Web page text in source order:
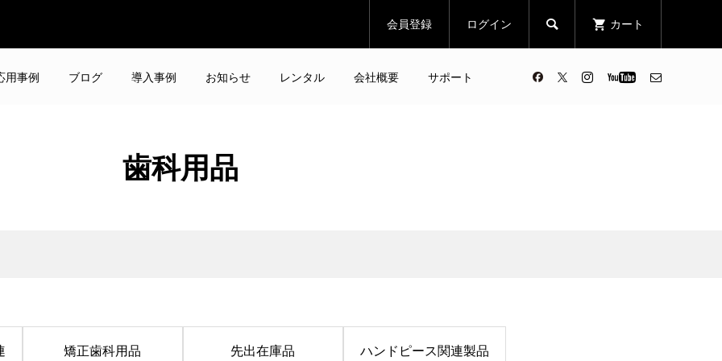
会員登録 ログイン  カート
用事例 ブログ 導入事例 お知らせ レンタル 会社概要 サポート
歯科用品
矯正歯科用品 先出在庫品 ハンドピース関連製品